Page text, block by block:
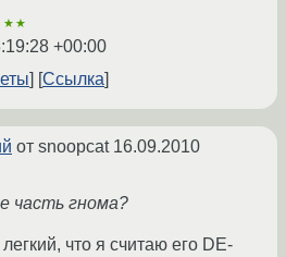
+00:00
Ссылка
от snoopcat 16.09.2010
часть гнома?
что я считаю его DE-